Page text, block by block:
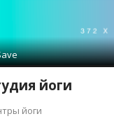
йоги
йоги